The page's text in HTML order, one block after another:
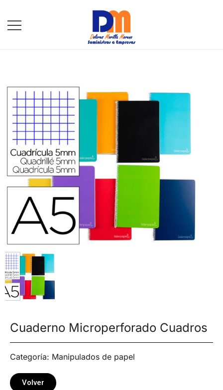
Cuaderno Microperforado Cuadros
Categoría: Manipulados de papel
Volver